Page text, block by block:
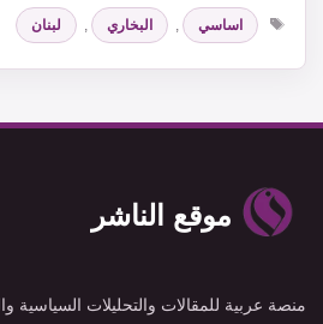
الوسوم
اساسي , البخاري , لبنان
موقع الناشر
منصة عربية للمقالات والتحليلات السياسية